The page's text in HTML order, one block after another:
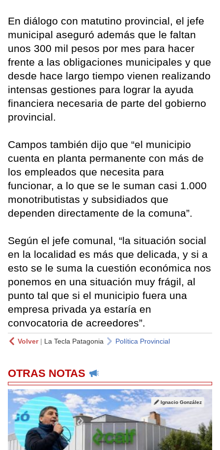
En diálogo con matutino provincial, el jefe
municipal aseguró además que le faltan
unos 300 mil pesos por mes para hacer
frente a las obligaciones municipales y que
desde hace largo tiempo vienen realizando
intensas gestiones para lograr la ayuda
financiera necesaria de parte del gobierno
provincial.
Campos también dijo que “el municipio
cuenta en planta permanente con más de
los empleados que necesita para
funcionar, a lo que se le suman casi 1.000
monotributistas y subsidiados que
dependen directamente de la comuna”.
Según el jefe comunal, “la situación social
en la localidad es más que delicada, y si a
esto se le suma la cuestión económica nos
ponemos en una situación muy frágil, al
punto tal que si el municipio fuera una
empresa privada ya estaría en
convocatoria de acreedores”.
Volver| La Tecla Patagonia Política Provincial
OTRAS NOTAS
Ignacio González